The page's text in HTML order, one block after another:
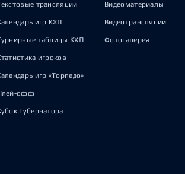
трансляции
игр КХЛ
таблицы КХЛ
игроков
игр «Торпедо»
офф
Губернатора
Видеоматериалы
Видеотрансляции
Фотогалерея